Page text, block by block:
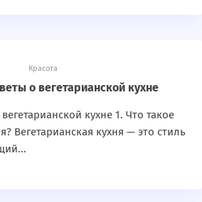
Красота
о вегетарианской кухне
кухне 1. Что такое
Вегетарианская кухня — это стиль